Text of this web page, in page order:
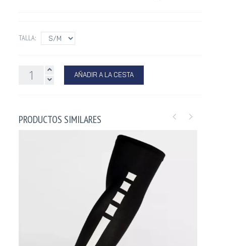
TALLA:
AÑADIR A LA CESTA
PRODUCTOS SIMILARES